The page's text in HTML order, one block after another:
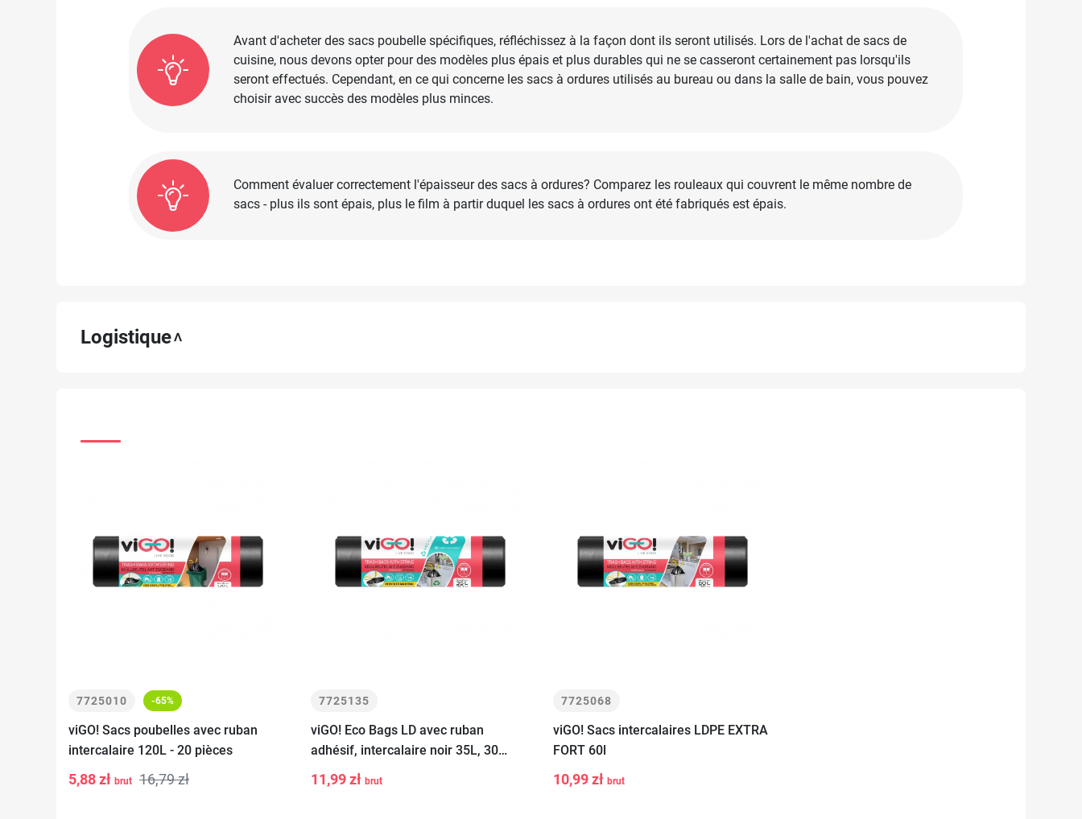
Avant d'acheter des sacs poubelle spécifiques, réfléchissez à la façon dont ils seront utilisés. Lors de l'achat de sacs de
cuisine, nous devons opter pour des modèles plus épais et plus durables qui ne se casseront certainement pas lorsqu'ils
seront effectués. Cependant, en ce qui concerne les sacs à ordures utilisés au bureau ou dans la salle de bain, vous pouvez
choisir avec succès des modèles plus minces.
Comment évaluer correctement l'épaisseur des sacs à ordures? Comparez les rouleaux qui couvrent le même nombre de
sacs - plus ils sont épais, plus le film à partir duquel les sacs à ordures ont été fabriqués est épais.
Logistique
7725010 -65%
viGO! Sacs poubelles avec ruban
intercalaire 120L - 20 pièces
5,88 zł brut 16,79 złpanier
7725135
viGO! Eco Bags LD avec ruban
adhésif, intercalaire noir 35L, 30
pièces
11,99 zł brut
7725068
viGO! Sacs intercalaires LDPE EXTRA
FORT 60l
10,99 zł brut